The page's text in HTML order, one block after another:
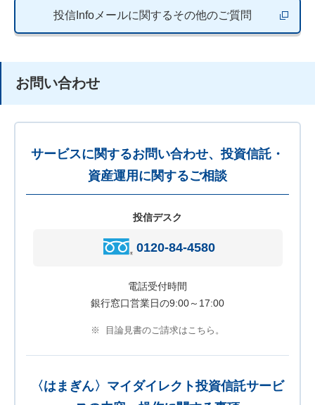
投信Infoメールに関するその他のご質問 新しいウ
お問い合わせ
サービスに関するお問い合わせ、投資信託・
資産運用に関するご相談
投信デスク
0120-84-4580
電話受付時間
銀行窓口営業日の9:00～17:00
※ 目論見書のご請求はこちら。
〈はまぎん〉マイダイレクト投資信託サービ